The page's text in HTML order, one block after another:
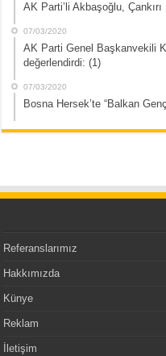
AK Parti’li Akbaşoğlu,
07/03/2020
AK Parti Genel Başkanvekili
değerlendirdi: (1)
07/03/2020
Bosna Hersek’te “Balkan
Referanslarımız
Hakkımızda
Künye
Reklam
İletişim